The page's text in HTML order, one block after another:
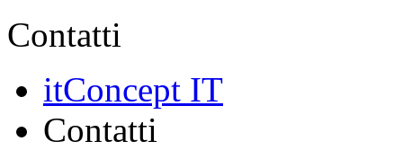
Contatti
itConcept IT
Contatti